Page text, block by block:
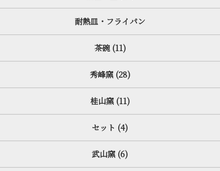
耐熱皿・フライパン
茶碗 (11)
秀峰窯 (28)
桂山窯 (11)
セット (4)
武山窯 (6)